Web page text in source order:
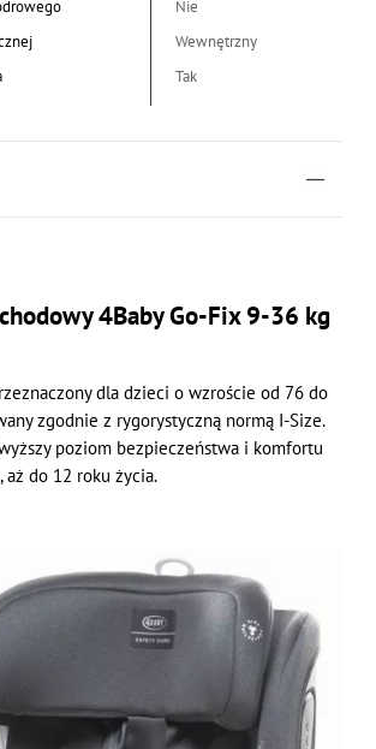
Nie
Wewnętrzny
Tak
4Baby Go-Fix 9-36 kg
dla dzieci o wzroście od 76 do
zgodnie z rygorystyczną normą I-Size.
poziom bezpieczeństwa i komfortu
aż do 12 roku życia.